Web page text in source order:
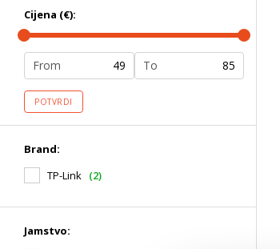
Cijena (€):
From To
POTVRDI
Brand:
TP-Link (2)
Jamstvo: